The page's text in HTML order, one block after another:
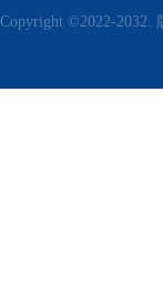
Copyright ©2022-2032.